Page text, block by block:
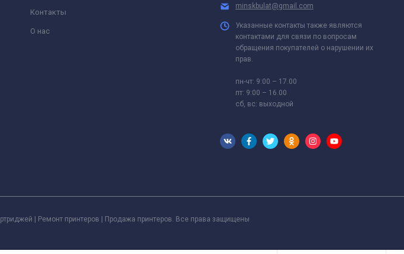
Контакты
О нас
minskbulat@gmail.com
Указанные контакты также являются
контактами для связи по вопросам
обращения покупателей о нарушении их
прав.
пн-чт: 9:00 – 17.00
пт: 9:00 – 16.00
сб, вс: выходной
| Ремонт принтеров | Продажа принтеров. Все права защищены